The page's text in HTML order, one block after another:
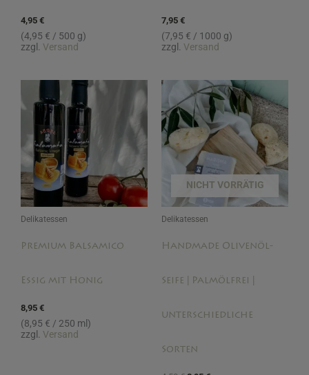
4,95 €
(4,95 € / 500 g)
zzgl. Versand
7,95 €
(7,95 € / 1000 g)
zzgl. Versand
Delikatessen
Premium Balsamico
Essig mit Honig
8,95 €
(8,95 € / 250 ml)
zzgl. Versand
NICHT VORRÄTIG
Delikatessen
Handmade Olivenöl-
Seife | Palmölfrei |
unterschiedliche
Sorten
Ursprünglicher
Preis
war:
4,50 €
Aktueller
Preis
ist:
3,95 €.